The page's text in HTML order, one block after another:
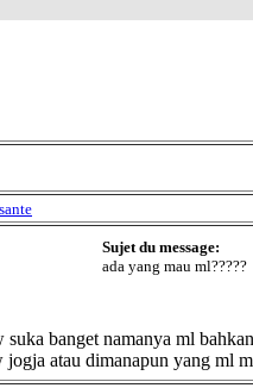
Sujet du message:
ada yang mau ml?????
banget namanya ml
jogja atau dimanapun yang ml